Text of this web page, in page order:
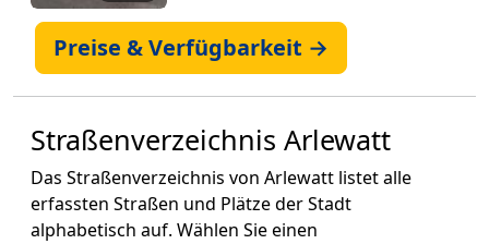
Preise & Verfügbarkeit →
Straßenverzeichnis Arlewatt
Das Straßenverzeichnis von Arlewatt listet alle
erfassten Straßen und Plätze der Stadt
alphabetisch auf. Wählen Sie einen